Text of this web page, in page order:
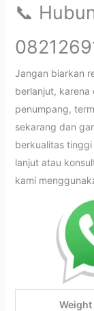
📞
Jangan biarkan
berlanjut, karena
penumpang,
sekarang dan
berkualitas
lanjut atau
kami
Weight